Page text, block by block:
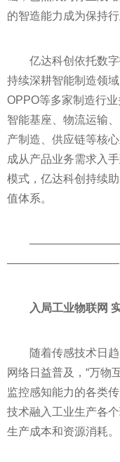
的智造能力成为保持
亿达科创依托数
持续深耕智能制造领
OPPO等多家制造行
智能基座、物流运输
产制造、供应链等核
成从产品业务需求入
模式，亿达科创持续
值体系。
——————————
入局工业物联网
随着传感技术日
网络日益普及，“万物
监控感知能力的各类
技术融入工业生产各
生产成本和资源消耗。